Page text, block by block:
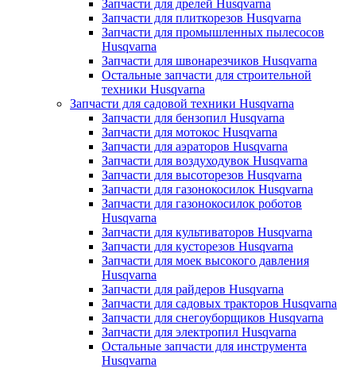
Запчасти для дрелей Husqvarna
Запчасти для плиткорезов Husqvarna
Запчасти для промышленных пылесосов
Husqvarna
Запчасти для швонарезчиков Husqvarna
Остальные запчасти для строительной
техники Husqvarna
Запчасти для садовой техники Husqvarna
Запчасти для бензопил Husqvarna
Запчасти для мотокос Husqvarna
Запчасти для аэраторов Husqvarna
Запчасти для воздуходувок Husqvarna
Запчасти для высоторезов Husqvarna
Запчасти для газонокосилок Husqvarna
Запчасти для газонокосилок роботов
Husqvarna
Запчасти для культиваторов Husqvarna
Запчасти для кусторезов Husqvarna
Запчасти для моек высокого давления
Husqvarna
Запчасти для райдеров Husqvarna
Запчасти для садовых тракторов Husqvarna
Запчасти для снегоуборщиков Husqvarna
Запчасти для электропил Husqvarna
Остальные запчасти для инструмента
Husqvarna